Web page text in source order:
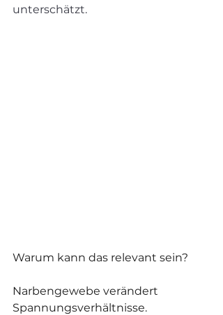
unterschätzt.
Warum kann das relevant sein?
Narbengewebe verändert
Spannungsverhältnisse.